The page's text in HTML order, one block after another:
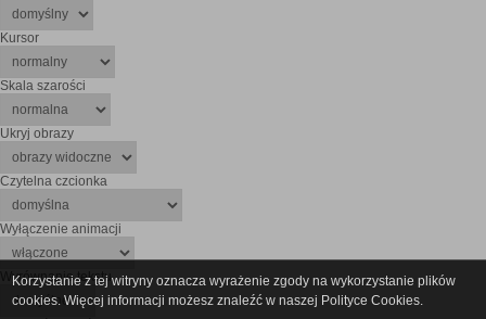
Korzystanie z tej witryny oznacza wyrażenie zgody na wykorzystanie plików
cookies. Więcej informacji możesz znaleźć w naszej Polityce Cookies.
Kursor
Skala szarości
Ukryj obrazy
Czytelna czcionka
Wyłączenie animacji
Wyrównanie tekstu